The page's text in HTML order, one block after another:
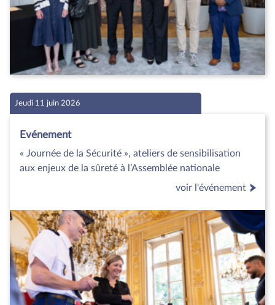
Jeudi 11 juin 2026
Evénement
« Journée de la Sécurité », ateliers de sensibilisation
aux enjeux de la sûreté à l’Assemblée nationale
voir l'événement